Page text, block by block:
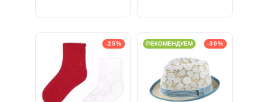
-25% -30%
РЕКОМЕНДУЕМ